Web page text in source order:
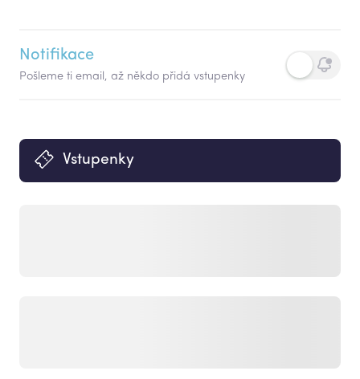
Notifikace
Pošleme ti email, až někdo přidá vstupenky
Vstupenky